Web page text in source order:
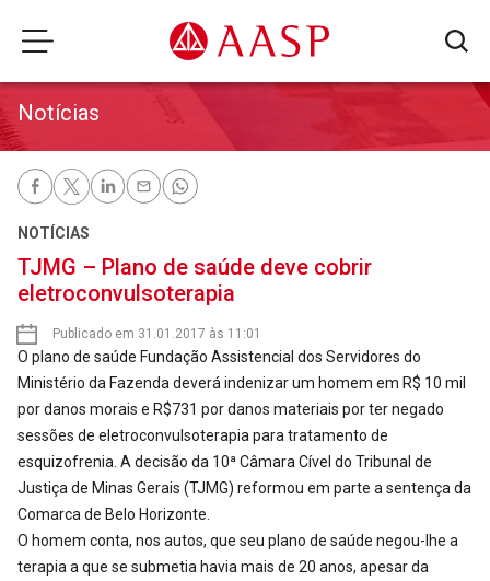
Notícias
NOTÍCIAS
TJMG – Plano de saúde deve cobrir
eletroconvulsoterapia
Publicado em 31.01.2017 às 11:01
O plano de saúde Fundação Assistencial dos Servidores do
Ministério da Fazenda deverá indenizar um homem em R$ 10 mil
por danos morais e R$731 por danos materiais por ter negado
sessões de eletroconvulsoterapia para tratamento de
esquizofrenia. A decisão da 10ª Câmara Cível do Tribunal de
Justiça de Minas Gerais (TJMG) reformou em parte a sentença da
Comarca de Belo Horizonte.
O homem conta, nos autos, que seu plano de saúde negou-lhe a
terapia a que se submetia havia mais de 20 anos, apesar da